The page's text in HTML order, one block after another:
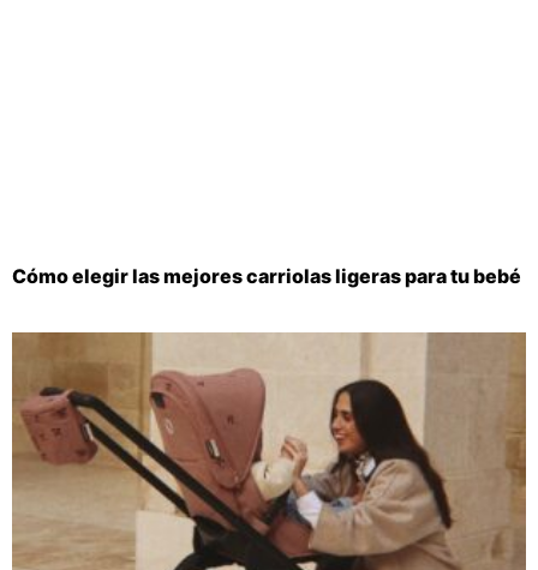
Cómo elegir las mejores carriolas ligeras para tu bebé